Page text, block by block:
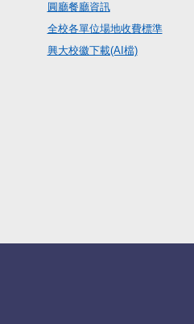
圓廳餐廳資訊
全校各單位場地收費標準
興大校徽下載(AI檔)